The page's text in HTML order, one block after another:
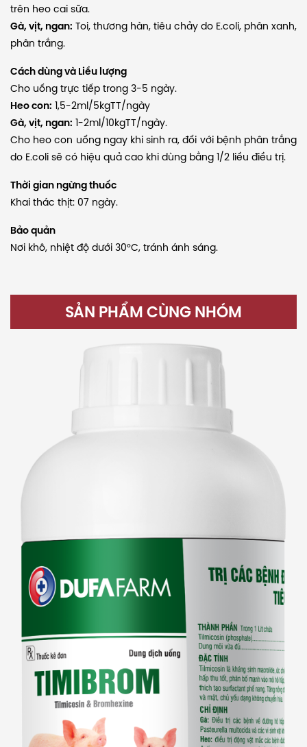
trên heo cai sữa.
Gà, vịt, ngan: Toi, thương hàn, tiêu chảy do E.coli, phân xanh,
phân trắng.
Cách dùng và Liều lượng
Cho uống trực tiếp trong 3-5 ngày.
Heo con: 1,5-2ml/5kgTT/ngày
Gà, vịt, ngan: 1-2ml/10kgTT/ngày.
Cho heo con uống ngay khi sinh ra, đối với bệnh phân trắng
do E.coli sẽ có hiệu quả cao khi dùng bằng 1/2 liều điều trị.
Thời gian ngừng thuốc
Khai thác thịt: 07 ngày.
Bảo quản
Nơi khô, nhiệt độ dưới 30°C, tránh ánh sáng.
SẢN PHẨM CÙNG NHÓM